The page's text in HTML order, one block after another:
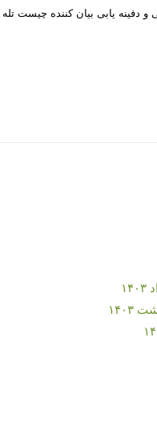
و دفینه یابی بیان کننده چیست